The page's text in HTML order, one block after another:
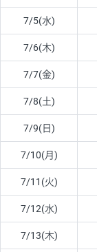
7/5(水)
7/6(木)
7/7(金)
7/8(土)
7/9(日)
7/10(月)
7/11(火)
7/12(水)
7/13(木)